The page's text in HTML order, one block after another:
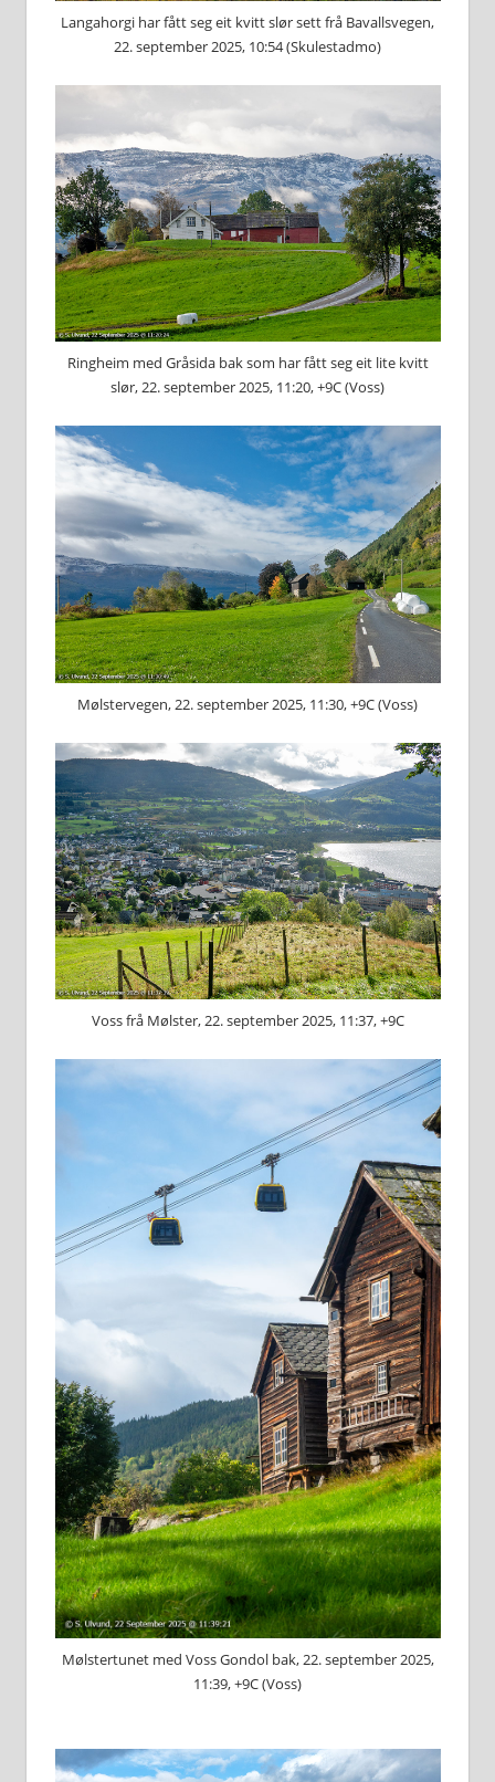
Langahorgi har fått seg eit kvitt slør sett frå Bavallsvegen,
22. september 2025, 10:54 (Skulestadmo)
Ringheim med Gråsida bak som har fått seg eit lite kvitt
slør, 22. september 2025, 11:20, +9C (Voss)
Mølstervegen, 22. september 2025, 11:30, +9C (Voss)
Voss frå Mølster, 22. september 2025, 11:37, +9C
Mølstertunet med Voss Gondol bak, 22. september 2025,
11:39, +9C (Voss)